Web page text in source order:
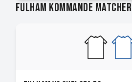
Fulham kommande matcher